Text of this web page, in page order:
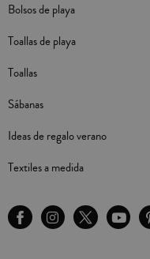
Bolsos de playa
Toallas de playa
Toallas
Sábanas
Ideas de regalo verano
Textiles a medida